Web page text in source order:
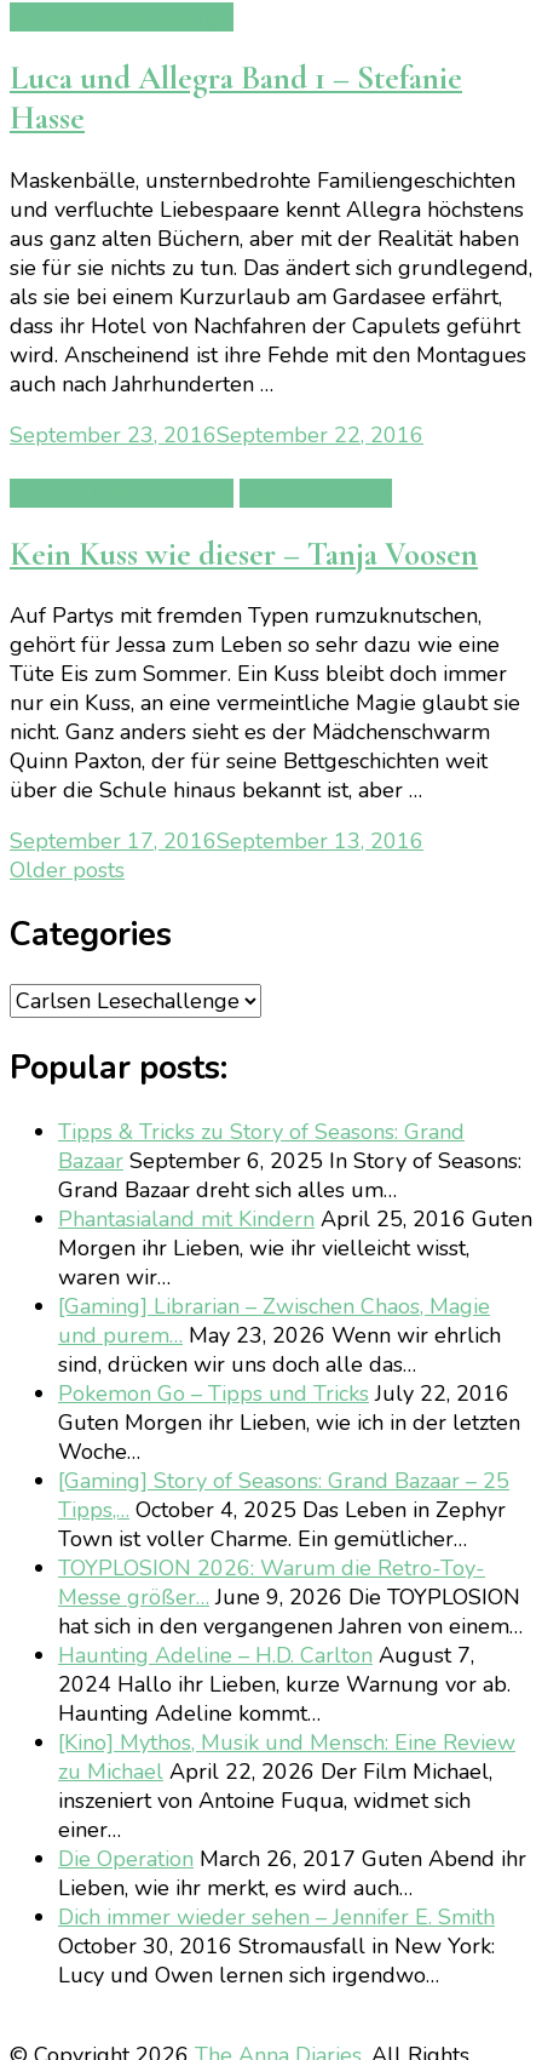
Luca und Allegra Band 1 – Stefanie
Hasse
Maskenbälle, unsternbedrohte Familiengeschichten
und verfluchte Liebespaare kennt Allegra höchstens
aus ganz alten Büchern, aber mit der Realität haben
sie für sie nichts zu tun. Das ändert sich grundlegend,
als sie bei einem Kurzurlaub am Gardasee erfährt,
dass ihr Hotel von Nachfahren der Capulets geführt
wird. Anscheinend ist ihre Fehde mit den Montagues
auch nach Jahrhunderten …
September 23, 2016September 22, 2016
Kein Kuss wie dieser – Tanja Voosen
Auf Partys mit fremden Typen rumzuknutschen,
gehört für Jessa zum Leben so sehr dazu wie eine
Tüte Eis zum Sommer. Ein Kuss bleibt doch immer
nur ein Kuss, an eine vermeintliche Magie glaubt sie
nicht. Ganz anders sieht es der Mädchenschwarm
Quinn Paxton, der für seine Bettgeschichten weit
über die Schule hinaus bekannt ist, aber …
September 17, 2016September 13, 2016
Posts
navigation
Older posts
Categories
Categories
Popular posts:
Tipps & Tricks zu Story of Seasons: Grand
Bazaar September 6, 2025 In Story of Seasons:
Grand Bazaar dreht sich alles um…
Phantasialand mit Kindern April 25, 2016 Guten
Morgen ihr Lieben, wie ihr vielleicht wisst,
waren wir…
[Gaming] Librarian – Zwischen Chaos, Magie
und purem… May 23, 2026 Wenn wir ehrlich
sind, drücken wir uns doch alle das…
Pokemon Go – Tipps und TricksJuly 22, 2016
Guten Morgen ihr Lieben, wie ich in der letzten
Woche…
[Gaming] Story of Seasons: Grand Bazaar – 25
Tipps,… October 4, 2025 Das Leben in Zephyr
Town ist voller Charme. Ein gemütlicher…
TOYPLOSION 2026: Warum die Retro-Toy-
Messe größer… June 9, 2026 Die TOYPLOSION
hat sich in den vergangenen Jahren von einem…
Haunting Adeline – H.D. Carlton August 7,
2024 Hallo ihr Lieben, kurze Warnung vor ab.
Haunting Adeline kommt…
[Kino] Mythos, Musik und Mensch: Eine Review
zu Michael April 22, 2026 Der Film Michael,
inszeniert von Antoine Fuqua, widmet sich
einer…
Die Operation March 26, 2017 Guten Abend ihr
Lieben, wie ihr merkt, es wird auch…
Dich immer wieder sehen – Jennifer E. Smith
October 30, 2016 Stromausfall in New York:
Lucy und Owen lernen sich irgendwo…